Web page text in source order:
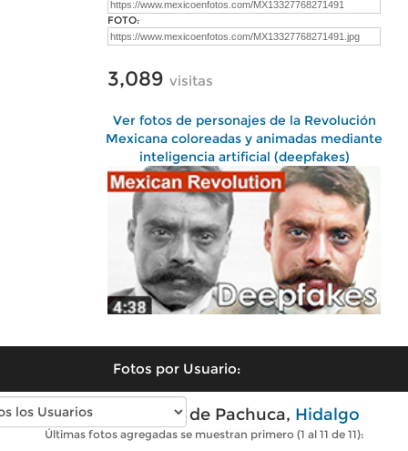
FOTO:
3,089 visitas
Ver fotos de personajes de la Revolución
Mexicana coloreadas y animadas mediante
inteligencia artificial (deepfakes)
Fotos por Usuario:
Fotos modernas de Pachuca, Hidalgo
Últimas fotos agregadas se muestran primero (1 al 11 de 11):